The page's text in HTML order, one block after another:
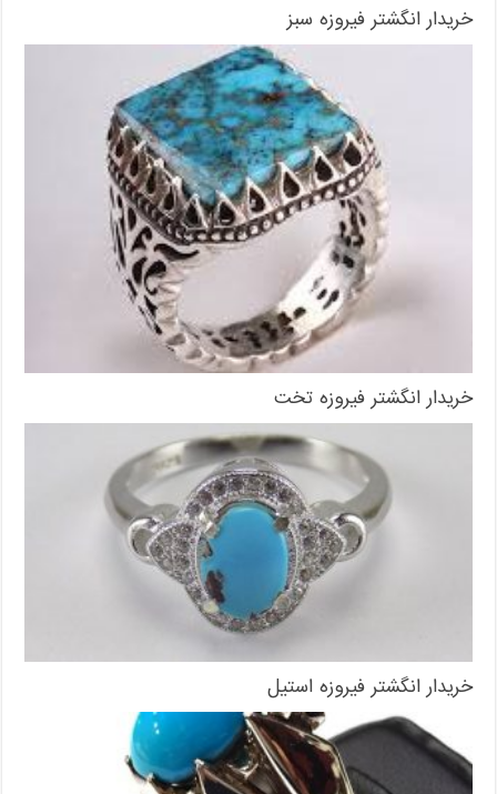
خریدار انگشتر فیروزه سبز
خریدار انگشتر فیروزه تخت
خریدار انگشتر فیروزه استیل